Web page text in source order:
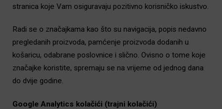
stranica koje Vam osiguravaju pozitivno korisničko iskustvo.
Radi se o značajkama kao što su navigacija, popis nedavno
pregledanih proizvoda, pamćenje proizvoda dodanih u
košaricu, odabrane poslovnice i slično. Ovisno o tome koje
značajke koristite, spremaju se na vrijeme od jednog dana
do dvije godine.
Google Analytics kolačići (trajni kolačići)